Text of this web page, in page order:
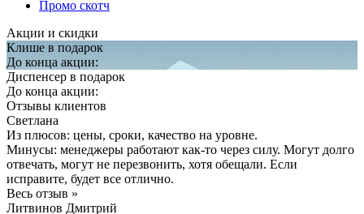
Промо скотч
Акции и скидки
Клише в подарок
До конца акции:
Диспенсер в подарок
До конца акции:
Отзывы клиентов
Светлана
Из плюсов: цены, сроки, качество на уровне.
Минусы: менеджеры работают как-то через силу. Могут долго
отвечать, могут не перезвонить, хотя обещали. Если
исправите, будет все отлично.
Весь отзыв »
Литвинов Дмитрий